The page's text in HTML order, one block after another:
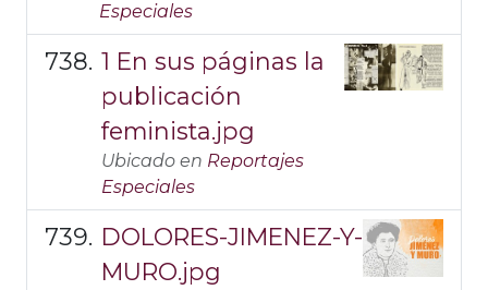
Especiales
1 En sus páginas la
publicación
feminista.jpg
Ubicado en Reportajes
Especiales
DOLORES-JIMENEZ-Y-
MURO.jpg